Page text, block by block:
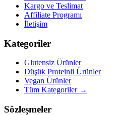
Kargo ve Teslimat
Affiliate Programı
İletişim
Kategoriler
Glutensiz Ürünler
Düşük Proteinli Ürünler
Vegan Ürünler
Tüm Kategoriler →
Sözleşmeler